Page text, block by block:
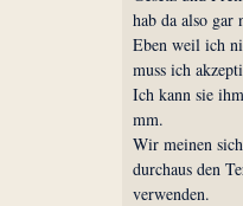
hab da also gar
Eben weil ich
muss ich
Ich kann sie
mm.
Wir meinen
durchaus den
verwenden.